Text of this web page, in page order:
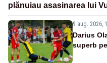
plănuiau asasinarea lui
9 aug. 2026,
Darius
superb